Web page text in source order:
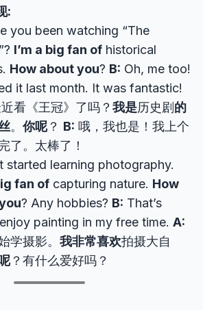
:
you been watching “The
I’m a big fan of historical
How about you? B: Oh, me too!
it last month. It was fantastic!
看《王冠》了吗？ 我是历史剧 的
。你呢？ B: 哦，我也是！我上个
了。太棒了！
started learning photography.
fan of capturing nature. How
? Any hobbies? B: That’s
painting in my free time. A:
学摄影。 我非常喜欢拍摄大自
？有什么爱好吗？